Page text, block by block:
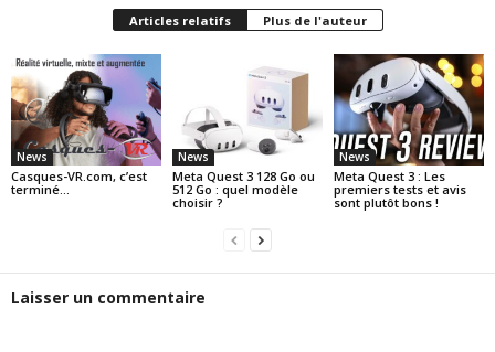
Articles relatifs Plus de l'auteur
News
Casques-VR.com, c’est
terminé…
News
Meta Quest 3 128 Go ou
512 Go : quel modèle
choisir ?
News
Meta Quest 3 : Les
premiers tests et avis
sont plutôt bons !
Laisser un commentaire